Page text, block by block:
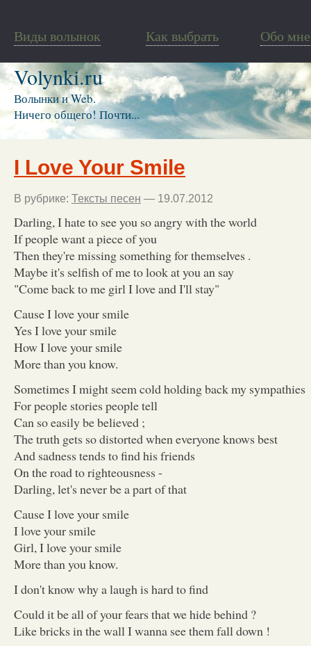
Виды волынок Как выбрать Обо мне
Volynki.ru
Волынки и Web.
Ничего общего! Почти...
I Love Your Smile
В рубрике: Тексты песен — 19.07.2012
Darling, I hate to see you so angry with the world
If people want a piece of you
Then they're missing something for themselves .
Maybe it's selfish of me to look at you an say
"Come back to me girl I love and I'll stay"
Cause I love your smile
Yes I love your smile
How I love your smile
More than you know.
Sometimes I might seem cold holding back my sympathies
For people stories people tell
Can so easily be believed ;
The truth gets so distorted when everyone knows best
And sadness tends to find his friends
On the road to righteousness -
Darling, let's never be a part of that
Cause I love your smile
I love your smile
Girl, I love your smile
More than you know.
I don't know why a laugh is hard to find
Could it be all of your fears that we hide behind ?
Like bricks in the wall I wanna see them fall down !